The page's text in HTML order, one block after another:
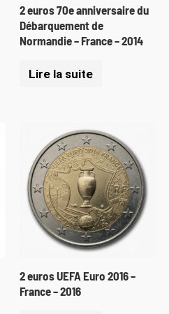
2 euros 70e anniversaire du
Débarquement de
Normandie – France – 2014
Lire la suite
2 euros UEFA Euro 2016 –
France – 2016